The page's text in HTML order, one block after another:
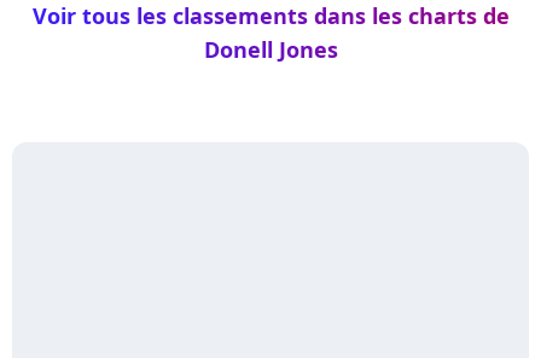
Voir tous les classements dans les charts de
Donell Jones